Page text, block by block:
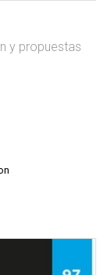
y propuestas